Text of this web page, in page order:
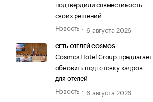
подтвердили совместимость
своих решений
Новость
6 августа 2026
СЕТЬ ОТЕЛЕЙ COSMOS
Cosmos Hotel Group предлагает
обновить подготовку кадров
для отелей
Новость
6 августа 2026